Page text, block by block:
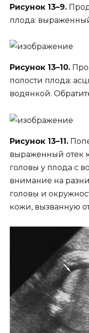
Рисунок 13–9.
плода:
Рисунок 13–10.
полости плода:
водянкой.
Рисунок 13–11.
выраженный отек
головы у плода с
внимание на
головы и
кожи, вызванную